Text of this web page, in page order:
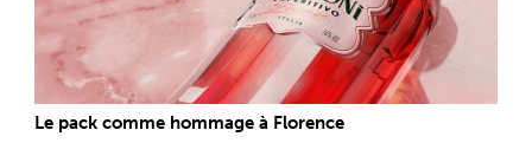
Le pack comme hommage à Florence